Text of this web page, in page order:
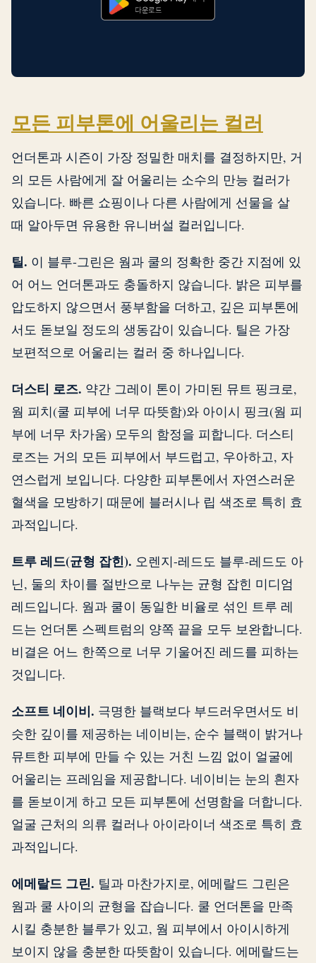
모든 피부톤에 어울리는 컬러
언더톤과 시즌이 가장 정밀한 매치를 결정하지만, 거
의 모든 사람에게 잘 어울리는 소수의 만능 컬러가
있습니다. 빠른 쇼핑이나 다른 사람에게 선물을 살
때 알아두면 유용한 유니버설 컬러입니다.
틸. 이 블루-그린은 웜과 쿨의 정확한 중간 지점에 있
어 어느 언더톤과도 충돌하지 않습니다. 밝은 피부를
압도하지 않으면서 풍부함을 더하고, 깊은 피부톤에
서도 돋보일 정도의 생동감이 있습니다. 틸은 가장
보편적으로 어울리는 컬러 중 하나입니다.
더스티 로즈. 약간 그레이 톤이 가미된 뮤트 핑크로,
웜 피치(쿨 피부에 너무 따뜻함)와 아이시 핑크(웜 피
부에 너무 차가움) 모두의 함정을 피합니다. 더스티
로즈는 거의 모든 피부에서 부드럽고, 우아하고, 자
연스럽게 보입니다. 다양한 피부톤에서 자연스러운
혈색을 모방하기 때문에 블러시나 립 색조로 특히 효
과적입니다.
트루 레드(균형 잡힌). 오렌지-레드도 블루-레드도 아
닌, 둘의 차이를 절반으로 나누는 균형 잡힌 미디엄
레드입니다. 웜과 쿨이 동일한 비율로 섞인 트루 레
드는 언더톤 스펙트럼의 양쪽 끝을 모두 보완합니다.
비결은 어느 한쪽으로 너무 기울어진 레드를 피하는
것입니다.
소프트 네이비. 극명한 블랙보다 부드러우면서도 비
슷한 깊이를 제공하는 네이비는, 순수 블랙이 밝거나
뮤트한 피부에 만들 수 있는 거친 느낌 없이 얼굴에
어울리는 프레임을 제공합니다. 네이비는 눈의 흰자
를 돋보이게 하고 모든 피부톤에 선명함을 더합니다.
얼굴 근처의 의류 컬러나 아이라이너 색조로 특히 효
과적입니다.
에메랄드 그린. 틸과 마찬가지로, 에메랄드 그린은
웜과 쿨 사이의 균형을 잡습니다. 쿨 언더톤을 만족
시킬 충분한 블루가 있고, 웜 피부에서 아이시하게
보이지 않을 충분한 따뜻함이 있습니다. 에메랄드는